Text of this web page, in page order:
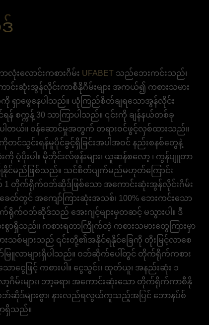
းလောင်းကစားဂိမ်း UFABET သည်ဘေးကင်းသည်၊
င်းဆုံးအွန်လိုင်းကာစီနိုဂိမ်းများ အကယ်၍ ကစားသမား
ဖွေနေပါသည်။ ယုံကြည်စိတ်ချရသောအွန်လိုင်း
က္ကန့် 30 သာကြာပါသည်။ ၎င်းကို ချန်နယ်တစ်ခု
ပါတယ်။ ဝန်ဆောင်မှုအတွက် တရားဝင်ဖွင့်လှစ်ထားသည်။
ကိုတင်သွင်းရန်မူပိုင်ခွင့်ရှိခြင်းအပါအဝင် နည်းစနစ်တွေနဲ့
ပိုးပါ။ မိုဘိုင်းလ်ဖုန်းများ၊ ယူဆန်စလော့ ၊ ကွန်ပျူတာ
ြုနိုင်မည်ဖြစ်သည်။ သင်စိတ်ပျက်မည်မဟုတ်ကြောင်း
1 တိုက်ရိုက်ဝဘ်ဆိုဒ်ဖြစ်သော အကောင်းဆုံးအွန်လိုင်းဂိမ်း
တ်တွင် အကျော်ကြားဆုံးအသစ်၊ 100% ဘေးကင်းသော
ရိုက်ဝဘ်ဆိုဒ်သည် အေးဂျင့်များမှတဆင့် မသွားပါ။ ဒီ
းစွာရှိသည်။ ကစားရတာကြိုက်တဲ့ ကစားသမားတွေကြားမှာ
သစ်များသည် ၎င်းတို့၏အနိုင်ရနိုင်ခြေကို တိုးမြင့်လာစေ
မြူလာများရှိပါသည်။ ဝဘ်ဆိုက်ပေါ်တွင် တိုက်ရိုက်ကစား
ေဖြင့် ကစားပါ။ ငွေသွင်း၊ ထုတ်ယူ၊ အနည်းဆုံး ၁
းများ၊ ဘာ့ခရာ၊ အကောင်းဆုံးသော တိုက်ရိုက်ကာစီနို
ဝဘ်ဆိုဒ်များစွာ၊ နားလည်ရလွယ်ကူသည့်အပြင် ဘောနပ်စ်
ာရှိသည်။